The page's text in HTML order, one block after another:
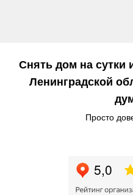
Снять дом на
Ленинградской
Просто